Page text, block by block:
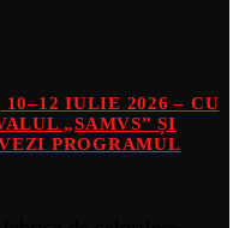
IULIE 2026 – CU
„SAMVS” ȘI
PROGRAMUL